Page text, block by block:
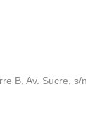
B, Av. Sucre, s/n